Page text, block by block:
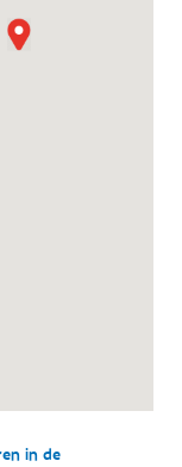
in de